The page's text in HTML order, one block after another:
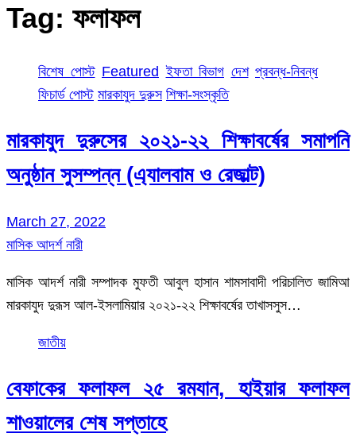
Tag: ফলাফল
বিশেষ পোস্ট Featured ইফতা বিভাগ দেশ প্রবন্ধ-নিবন্ধ
ফিচার্ড পোস্ট মারকাযুদ দুরুস শিক্ষা-সংস্কৃতি
মারকাযুদ দুরুসের ২০২১-২২ শিক্ষাবর্ষের সমাপনি
অনুষ্ঠান সুসম্পন্ন (এ্যালবাম ও রেজাল্ট)
March 27, 2022
মাসিক আদর্শ নারী
মাসিক আদর্শ নারী সম্পাদক মুফতী আবুল হাসান শামসাবাদী পরিচালিত জামিআ
মারকাযুদ দুরূস আল-ইসলামিয়ার ২০২১-২২ শিক্ষাবর্ষের তাখাসসুস…
জাতীয়
বেফাকের ফলাফল ২৫ রমযান, হাইয়ার ফলাফল
শাওয়ালের শেষ সপ্তাহে